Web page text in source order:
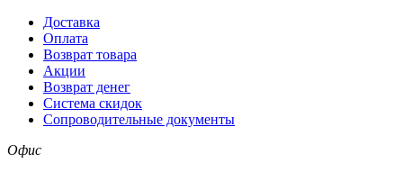
Доставка
Оплата
Возврат товара
Акции
Возврат денег
Система скидок
Сопроводительные документы
Офис